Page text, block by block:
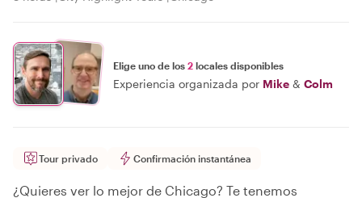
Elige uno de los 2 locales disponibles
Experiencia organizada por Mike & Colm
Tour privado Confirmación instantánea
¿Quieres ver lo mejor de Chicago? Te tenemos